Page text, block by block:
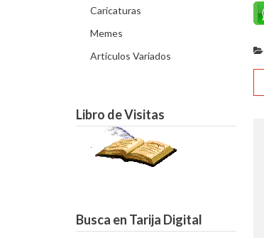
Caricaturas
Memes
Articulos Variados
Libro de Visitas
Busca en Tarija Digital